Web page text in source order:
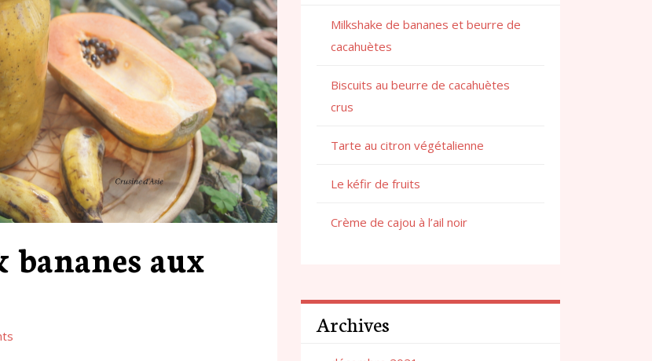
bananes aux
Milkshake de bananes et beurre de
cacahuètes
Biscuits au beurre de cacahuètes
crus
Tarte au citron végétalienne
Le kéfir de fruits
Crème de cajou à l’ail noir
Archives